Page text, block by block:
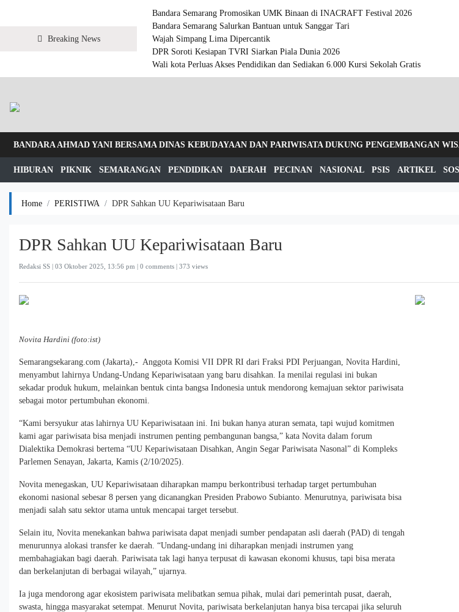
Breaking News
Bandara Semarang Promosikan UMK Binaan di INACRAFT Festival 2026
Bandara Semarang Salurkan Bantuan untuk Sanggar Tari
Wajah Simpang Lima Dipercantik
DPR Soroti Kesiapan TVRI Siarkan Piala Dunia 2026
Wali kota Perluas Akses Pendidikan dan Sediakan 6.000 Kursi Sekolah Gratis
BANDARA AHMAD YANI BERSAMA DINAS KEBUDAYAAN DAN PARIWISATA DUKUNG PENGEMBANGAN
HIBURAN PIKNIK SEMARANGAN PENDIDIKAN DAERAH PECINAN NASIONAL PSIS ARTIKEL
Home PERISTIWA DPR Sahkan UU Kepariwisataan Baru
DPR Sahkan UU Kepariwisataan Baru
Redaksi SS | 03 Oktober 2025, 13:56 pm | 0 comments | 373 views
Novita Hardini (foto:ist)
Semarangsekarang.com (Jakarta),- Anggota Komisi VII DPR RI dari Fraksi PDI Perjuangan, Novita Hardini,
menyambut lahirnya Undang-Undang Kepariwisataan yang baru disahkan. Ia menilai regulasi ini bukan
sekadar produk hukum, melainkan bentuk cinta bangsa Indonesia untuk mendorong kemajuan sektor pariwisata
sebagai motor pertumbuhan ekonomi.
“Kami bersyukur atas lahirnya UU Kepariwisataan ini. Ini bukan hanya aturan semata, tapi wujud komitmen
kami agar pariwisata bisa menjadi instrumen penting pembangunan bangsa,” kata Novita dalam forum
Dialektika Demokrasi bertema “UU Kepariwisataan Disahkan, Angin Segar Pariwisata Nasonal” di Kompleks
Parlemen Senayan, Jakarta, Kamis (2/10/2025).
Novita menegaskan, UU Kepariwisataan diharapkan mampu berkontribusi terhadap target pertumbuhan
ekonomi nasional sebesar 8 persen yang dicanangkan Presiden Prabowo Subianto. Menurutnya, pariwisata bisa
menjadi salah satu sektor utama untuk mencapai target tersebut.
Selain itu, Novita menekankan bahwa pariwisata dapat menjadi sumber pendapatan asli daerah (PAD) di tengah
menurunnya alokasi transfer ke daerah. “Undang-undang ini diharapkan menjadi instrumen yang
membahagiakan bagi daerah. Pariwisata tak lagi hanya terpusat di kawasan ekonomi khusus, tapi bisa merata
dan berkelanjutan di berbagai wilayah,” ujarnya.
Ia juga mendorong agar ekosistem pariwisata melibatkan semua pihak, mulai dari pemerintah pusat, daerah,
swasta, hingga masyarakat setempat. Menurut Novita, pariwisata berkelanjutan hanya bisa tercapai jika seluruh